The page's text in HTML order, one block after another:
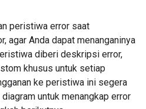
peristiwa error saat
agar Anda dapat menanganinya
diberi deskripsi error,
khusus untuk setiap
ke peristiwa ini segera
untuk menangkap error